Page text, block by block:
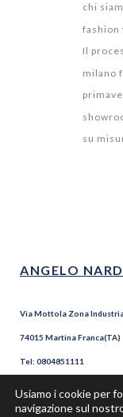
chi
fashion
Il
milano
su
ANGELO
Via Mottola Zona
74015 Martina Franca(TA)
Tel: 0804851111
P.Iva 02154100735
Usiamo i cookie per
navigazione sul